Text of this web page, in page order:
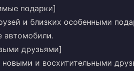
подарки]
и близких особенными
автомобили.
друзьями]
новыми и восхитительными